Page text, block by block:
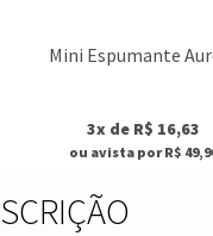
Mini Espumante
3x de R$ 16,63
ou avista por R$